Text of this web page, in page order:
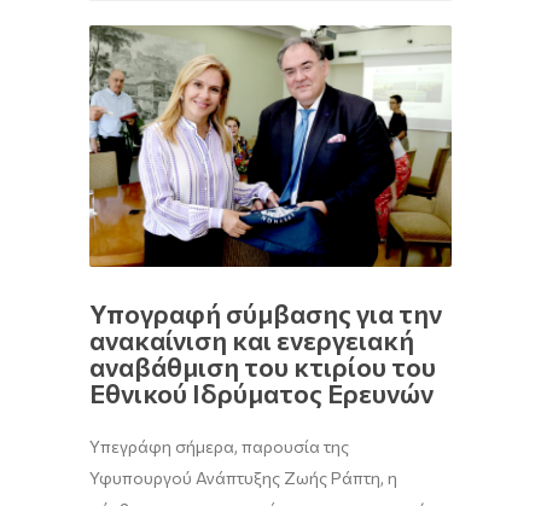
Υπογραφή σύμβασης για την
ανακαίνιση και ενεργειακή
αναβάθμιση του κτιρίου του
Εθνικού Ιδρύματος Ερευνών
Υπεγράφη σήμερα, παρουσία της
Υφυπουργού Ανάπτυξης Ζωής Ράπτη, η